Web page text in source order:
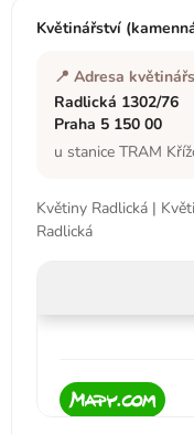
Květinářství
📍 Adresa
Radlická 1302/76
Praha 5 150 00
u stanice TRAM
Květiny Radlická |
Radlická